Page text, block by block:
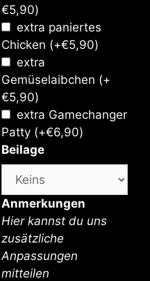
€5,90)
extra paniertes
Chicken (+€5,90)
extra
Gemüselaibchen (+
€5,90)
extra Gamechanger
Patty (+€6,90)
Beilage
Anmerkungen
Hier kannst du uns
zusätzliche
Anpassungen
mitteilen